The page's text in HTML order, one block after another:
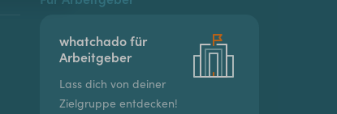
whatchado für
Arbeitgeber
Lass dich von deiner
Zielgruppe entdecken!